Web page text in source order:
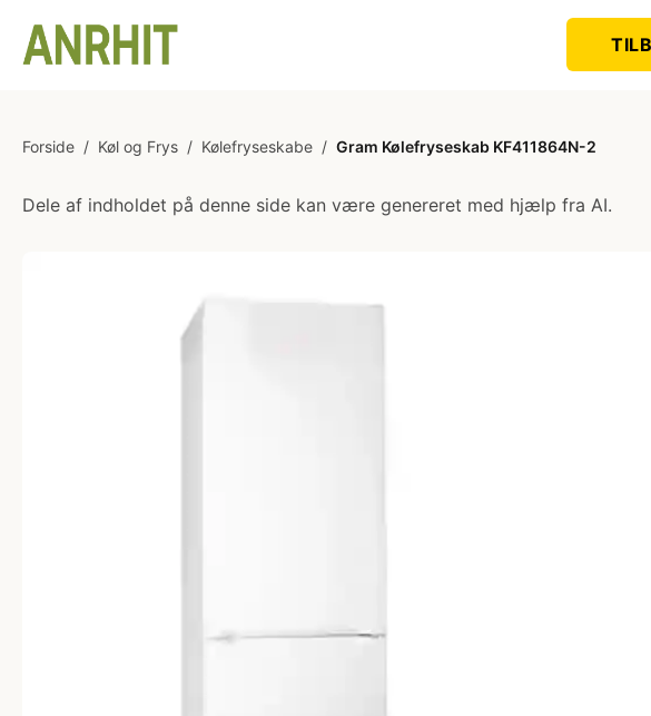
Forside / Køl og Frys / Kølefryseskabe / Gram Kølefryseskab KF411864N-2
Dele af indholdet på denne side kan være genereret med hjælp fra AI.